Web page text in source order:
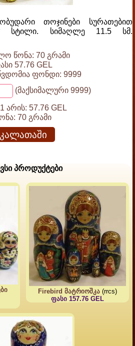
თოჯინები სურათებით
სტილი. სიმაღლე 11.5 სმ.
წონა: 70 გრამი
57.76 GEL
ფონდი: 9999
(მაქსიმალური 9999)
არის: 57.76 GEL
70 გრამი
კალათაში
პროდუქტები
Firebird მატრიოშკა(rrcs)
ფასი 157.76 GEL